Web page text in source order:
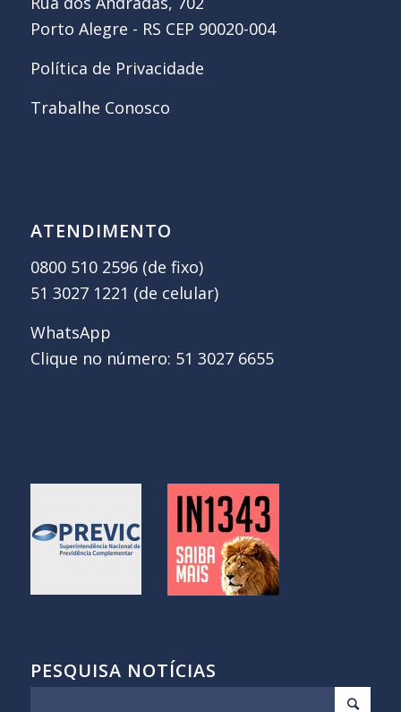
Porto Alegre - RS CEP 90020-004
Política de Privacidade
Trabalhe Conosco
ATENDIMENTO
0800 510 2596 (de fixo)
51 3027 1221 (de celular)
WhatsApp
Clique no número: 51 3027 6655
PESQUISA NOTÍCIAS